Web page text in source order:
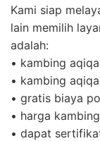
Kami siap
lain memilih
adalah:
• kambing
• kambing
• gratis biaya
• harga
• dapat